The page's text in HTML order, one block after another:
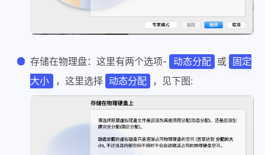
存储在物理盘：这里有两个选项- 动态分配 或
固定
大小
，这里选择 动态分配 ，见下图: